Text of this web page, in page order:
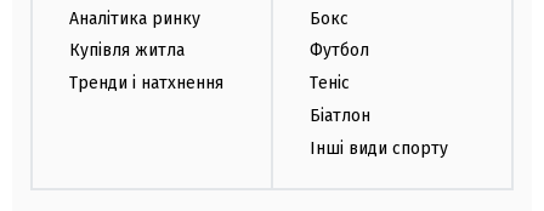
Аналітика ринку
Купівля житла
Тренди і натхнення
Бокс
Футбол
Теніс
Біатлон
Інші види спорту